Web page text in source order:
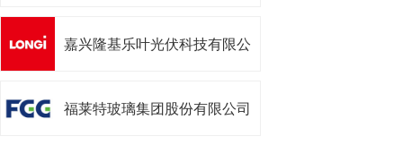
嘉兴隆基乐叶光伏科技有限公
福莱特玻璃集团股份有限公司